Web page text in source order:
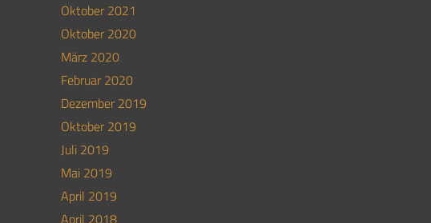
Oktober 2021
Oktober 2020
März 2020
Februar 2020
Dezember 2019
Oktober 2019
Juli 2019
Mai 2019
April 2019
April 2018